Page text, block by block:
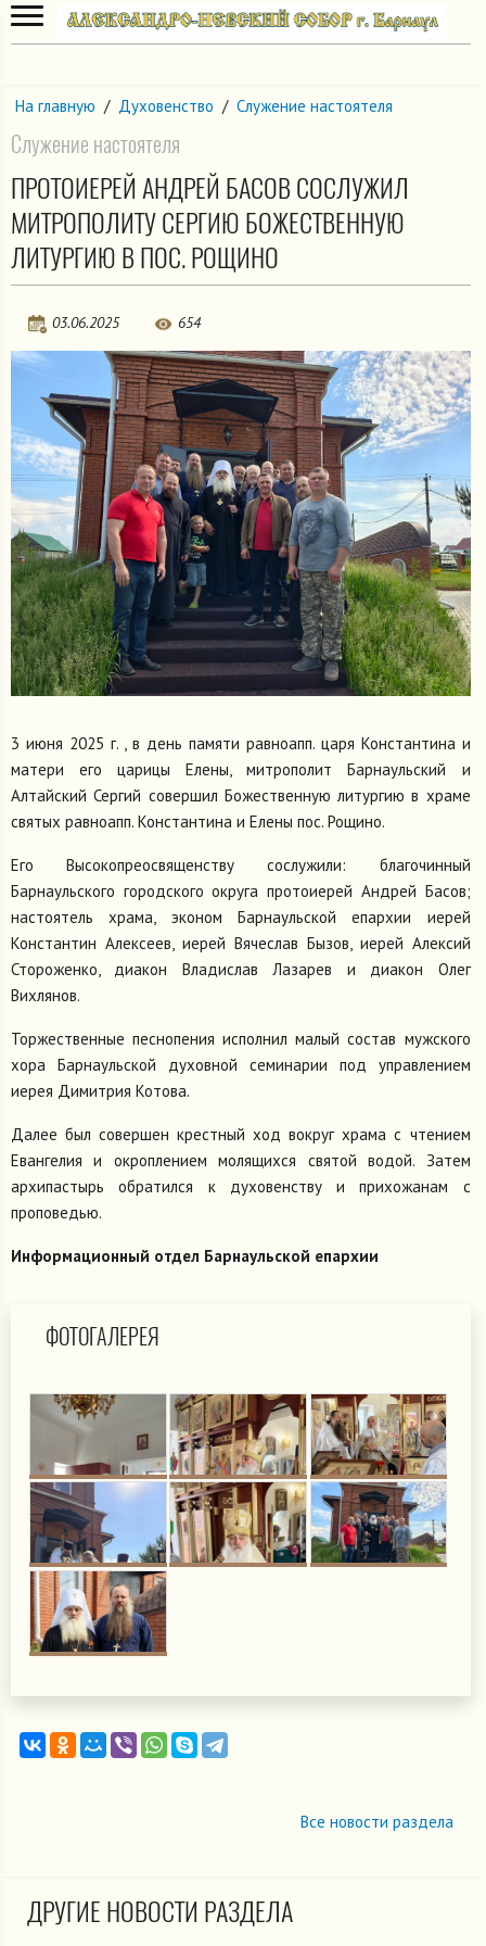
На главную / Духовенство / Служение настоятеля
Служение настоятеля
ПРОТОИЕРЕЙ АНДРЕЙ БАСОВ СОСЛУЖИЛ
МИТРОПОЛИТУ СЕРГИЮ БОЖЕСТВЕННУЮ
ЛИТУРГИЮ В ПОС. РОЩИНО
03.06.2025 654
3 июня 2025 г. , в день памяти равноапп. царя Константина и
матери его царицы Елены, митрополит Барнаульский и
Алтайский Сергий совершил Божественную литургию в храме
святых равноапп. Константина и Елены пос. Рощино.
Его Высокопреосвященству сослужили: благочинный
Барнаульского городского округа протоиерей Андрей Басов;
настоятель храма, эконом Барнаульской епархии иерей
Константин Алексеев, иерей Вячеслав Бызов, иерей Алексий
Стороженко, диакон Владислав Лазарев и диакон Олег
Вихлянов.
Торжественные песнопения исполнил малый состав мужского
хора Барнаульской духовной семинарии под управлением
иерея Димитрия Котова.
Далее был совершен крестный ход вокруг храма с чтением
Евангелия и окроплением молящихся святой водой. Затем
архипастырь обратился к духовенству и прихожанам с
проповедью.
Информационный отдел Барнаульской епархии
ФОТОГАЛЕРЕЯ
Все новости раздела
ДРУГИЕ НОВОСТИ РАЗДЕЛА